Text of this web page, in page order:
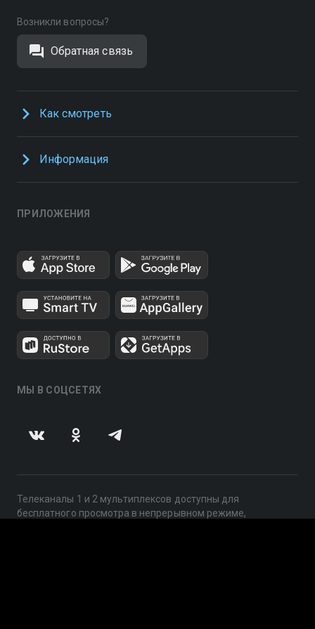
Возникли вопросы?
Обратная связь
Как смотреть
Информация
ПРИЛОЖЕНИЯ
МЫ В СОЦСЕТЯХ
Телеканалы 1 и 2 мультиплексов доступны для
бесплатного просмотра в непрерывном режиме,